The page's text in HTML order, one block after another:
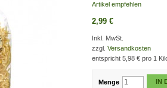
Artikel empfehlen
2,99 €
Inkl. MwSt.
zzgl. Versandkosten
entspricht 5,98 € pro 1
Menge IN